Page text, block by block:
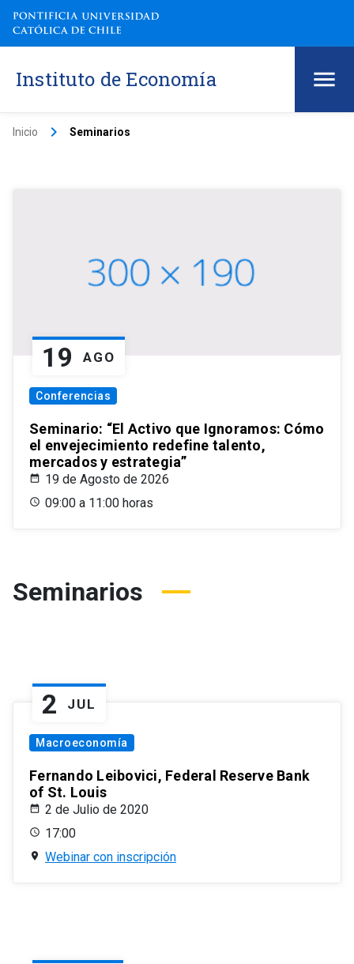
Instituto de Economía
Inicio keyboard_arrow_right Seminarios
19 AGO
Conferencias
Seminario: “El Activo que Ignoramos: Cómo
el envejecimiento redefine talento,
mercados y estrategia”
19 de Agosto de 2026
09:00 a 11:00 horas
Seminarios
2 JUL
Macroeconomía
Fernando Leibovici, Federal Reserve Bank
of St. Louis
2 de Julio de 2020
17:00
Webinar con inscripción